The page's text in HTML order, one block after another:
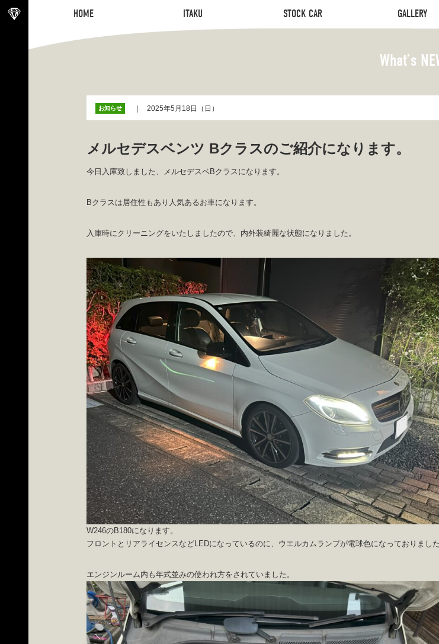
HOME
HOME
ITAKU STOCK CAR GALLERY
What’s
お知らせ 2025年5月18日（日）
メルセデスベンツ Bクラスのご紹介になります。
今日入庫致しました、メルセデスベBクラスになります。
Bクラスは居住性もあり人気あるお車になります。
入庫時にクリーニングをいたしましたので、内外装綺麗な状態になりました。
W246のB180になります。
フロントとリアライセンスなどLEDになっているのに、ウエルカムランプが電球色になっておりました
エンジンルーム内も年式並みの使われ方をされていました。